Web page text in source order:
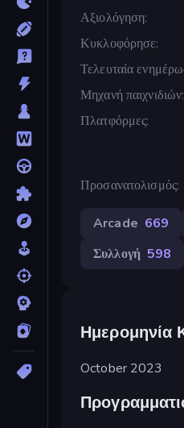
Αξιολόγηση
Κυκλοφόρησε
Τελευταία
Μηχανή παιχνιδιών
Πλατφόρμες
Προσανατολισμός
Arcade 669
Συλλογή 598
Ημερομηνία
October 2023